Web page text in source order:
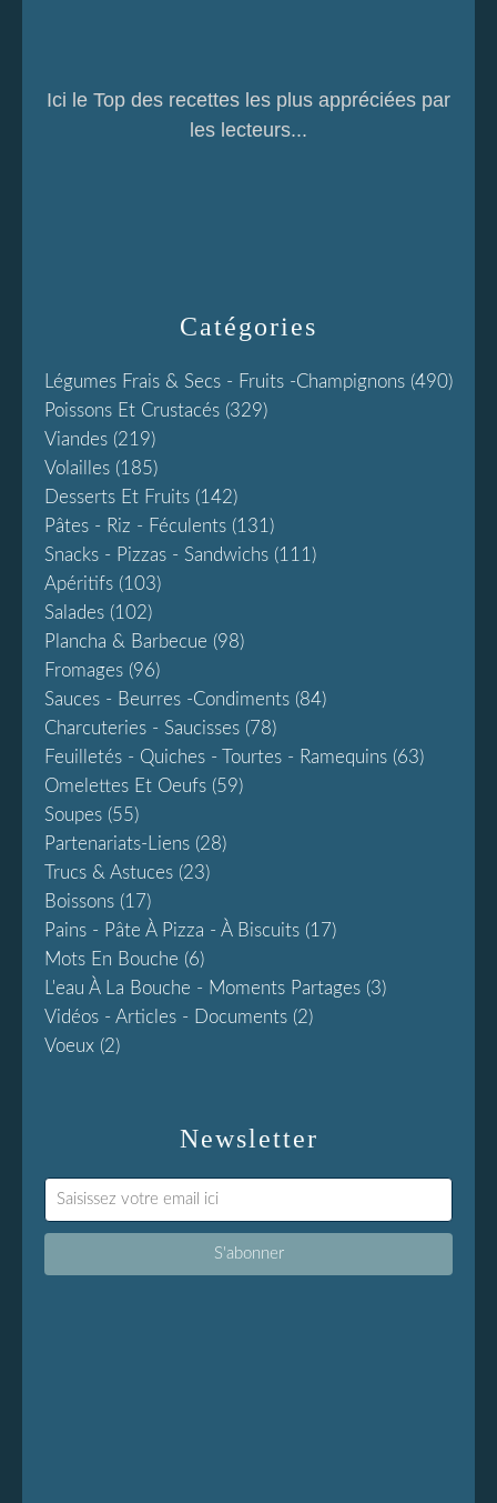
Newsletter
Catégories
Légumes Frais & Secs - Fruits -champignons (490)
Poissons Et Crustacés (329)
Viandes (219)
Volailles (185)
Desserts Et Fruits (142)
Pâtes - Riz - Féculents (131)
Snacks - Pizzas - Sandwichs (111)
Apéritifs (103)
Salades (102)
Plancha & Barbecue (98)
Fromages (96)
Sauces - Beurres -condiments (84)
Charcuteries - Saucisses (78)
Feuilletés - Quiches - Tourtes - Ramequins (63)
Omelettes Et Oeufs (59)
Soupes (55)
Partenariats-Liens (28)
Trucs & Astuces (23)
Boissons (17)
Pains - Pâte À Pizza - À Biscuits (17)
Mots En Bouche (6)
L'eau À La Bouche - Moments Partages (3)
Vidéos - Articles - Documents (2)
Voeux (2)
Ici le Top des recettes les plus appréciées par
les lecteurs...